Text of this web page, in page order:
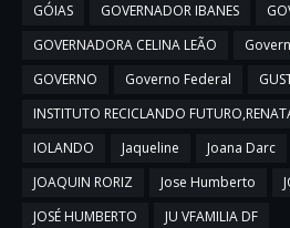
GÓIAS
GOVERNADOR IBANES
GOVERNADORA CELINA LEÃO
GOVERNO
Governo Federal
INSTITUTO RECICLANDO
IOLANDO
Jaqueline Joana Darc
JOAQUIN RORIZ
Jose Humberto
JOSÉ HUMBERTO
JU VFAMILIA DF